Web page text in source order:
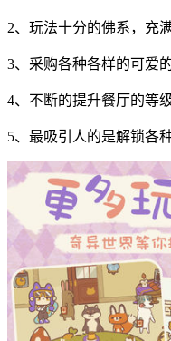
2、玩法十分的佛系，充
3、采购各种各样的可爱
4、不断的提升餐厅的等
5、最吸引人的是解锁各